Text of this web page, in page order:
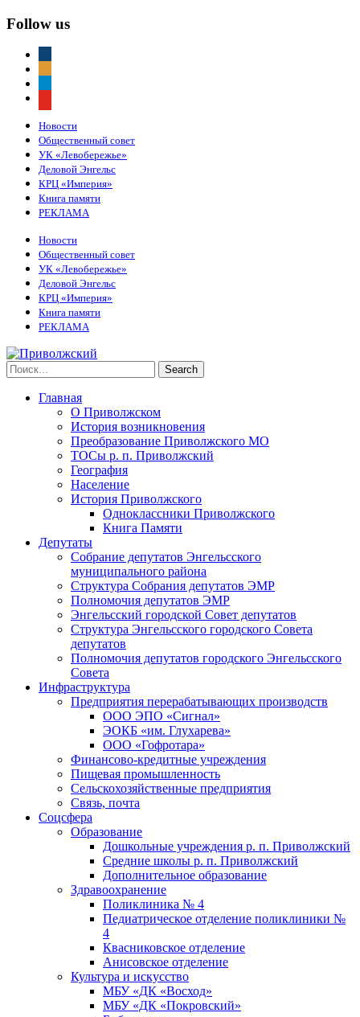
Follow us
Новости
Общественный совет
УК «Левобережье»
Деловой Энгельс
КРЦ «Империя»
Книга памяти
РЕКЛАМА
Новости
Общественный совет
УК «Левобережье»
Деловой Энгельс
КРЦ «Империя»
Книга памяти
РЕКЛАМА
Главная
О Приволжском
История возникновения
Преобразование Приволжского МО
ТОСы р. п. Приволжский
География
Население
История Приволжского
Одноклассники Приволжского
Книга Памяти
Депутаты
Собрание депутатов Энгельсского
муниципального района
Структура Собрания депутатов ЭМР
Полномочия депутатов ЭМР
Энгельсский городской Совет депутатов
Структура Энгельсского городского Совета
депутатов
Полномочия депутатов городского Энгельсского
Совета
Инфраструктура
Предприятия перерабатывающих производств
ООО ЭПО «Сигнал»
ЭОКБ «им. Глухарева»
ООО «Гофротара»
Финансово-кредитные учреждения
Пищевая промышленность
Сельскохозяйственные предприятия
Связь, почта
Соцсфера
Образование
Дошкольные учреждения р. п. Приволжский
Средние школы р. п. Приволжский
Дополнительное образование
Здравоохранение
Поликлиника № 4
Педиатрическое отделение поликлиники №
4
Квасниковское отделение
Анисовское отделение
Культура и искусство
МБУ «ДК «Восход»
МБУ «ДК «Покровский»